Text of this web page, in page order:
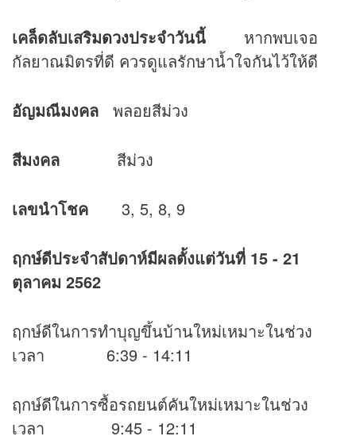
เคล็ดลับเสริมดวงประจำวันนี้ หากพบเจอ
กัลยาณมิตรที่ดี ควรดูแลรักษาน้ำใจกันไว้ให้ดี
อัญมณีมงคล พลอยสีม่วง
สีมงคล สีม่วง
เลขนำโชค 3, 5, 8, 9
ฤกษ์ดีประจำสัปดาห์มีผลตั้งแต่วันที่ 15 - 21
ตุลาคม 2562
ฤกษ์ดีในการทำบุญขึ้นบ้านใหม่เหมาะในช่วง
เวลา 6:39 - 14:11
ฤกษ์ดีในการซื้อรถยนต์คันใหม่เหมาะในช่วง
เวลา 9:45 - 12:11